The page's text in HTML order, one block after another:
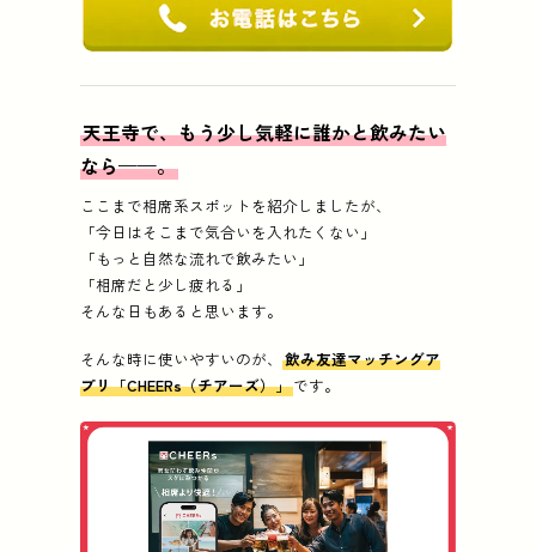
天王寺で、もう少し気軽に誰かと飲みたい
なら——。
ここまで相席系スポットを紹介しましたが、
「今日はそこまで気合いを入れたくない」
「もっと自然な流れで飲みたい」
「相席だと少し疲れる」
そんな日もあると思います。
そんな時に使いやすいのが、飲み友達マッチングア
プリ「CHEERs（チアーズ）」です。